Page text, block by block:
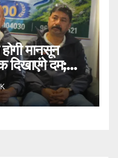
मानसून
दिखाएंगे दम;